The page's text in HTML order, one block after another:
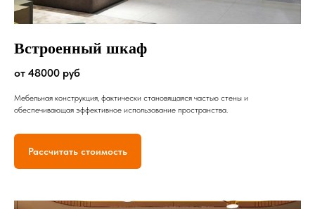
Встроенный шкаф
от 48000 руб
Мебельная конструкция, фактически становящаяся частью стены и
обеспечивающая эффективное использование пространства.
Рассчитать стоимость